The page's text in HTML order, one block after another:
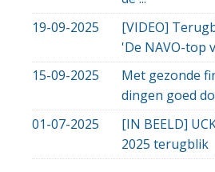
19-09-2025
[VIDEO]
'De NAVO-top
15-09-2025
Met gezonde
dingen goed
01-07-2025
[IN BEELD]
2025 terugblik